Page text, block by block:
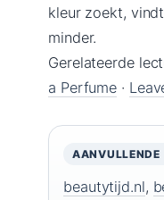
kleur zoekt,
minder.
Gerelateerde
a Perfume ·
AANVULLENDE
beautytijd.nl,